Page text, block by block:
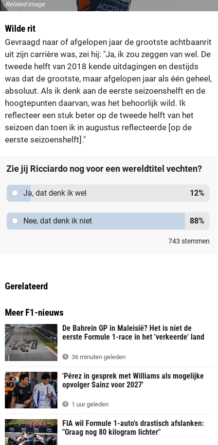
Related image
Wilde rit
Gevraagd naar of afgelopen jaar de grootste achtbaanrit
uit zijn carrière was, zei hij: "Ja, ik zou zeggen van wel. De
tweede helft van 2018 kende uitdagingen en destijds
was dat de grootste, maar afgelopen jaar als één geheel,
absoluut. Als ik denk aan de eerste seizoenshelft en de
hoogtepunten daarvan, was het behoorlijk wild. Ik
reflecteer een stuk beter op de tweede helft van het
seizoen dan toen ik in augustus reflecteerde [op de
eerste seizoenshelft]."
Zie jij Ricciardo nog voor een wereldtitel vechten?
Ja, dat denk ik wel 12%
Nee, dat denk ik niet 88%
743 stemmen
Gerelateerd
Meer F1-nieuws
De Bahrein GP in Maleisië? Het is níet de
eerste Formule 1-race in het 'verkeerde' land
36 minuten geleden
'Pérez in gesprek met Williams als mogelijke
opvolger Sainz voor 2027'
1 uur geleden
FIA wil Formule 1-auto's drastisch afslanken:
"Graag nog 80 kilogram lichter"